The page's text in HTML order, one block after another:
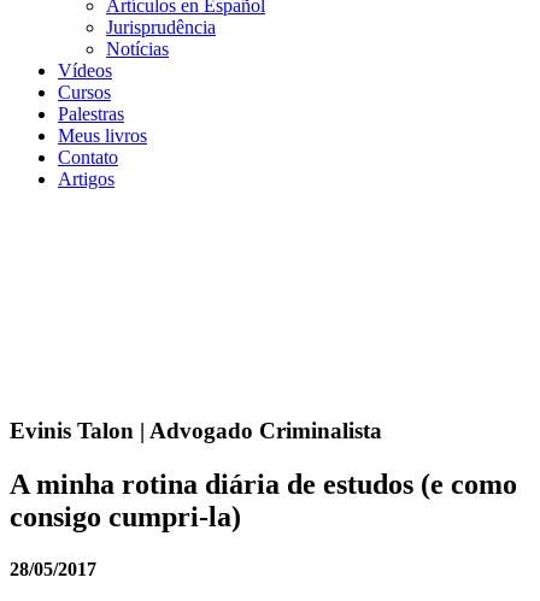
Artículos en Español
Jurisprudência
Notícias
Vídeos
Cursos
Palestras
Meus livros
Contato
Artigos
Evinis Talon | Advogado Criminalista
A minha rotina diária de estudos (e como
consigo cumpri-la)
28/05/2017